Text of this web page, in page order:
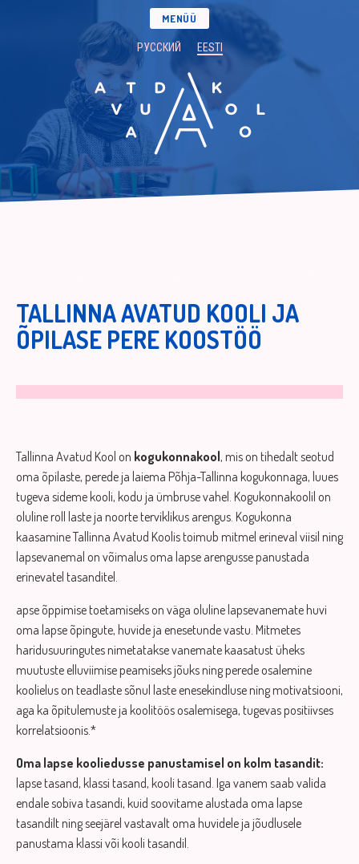
MENÜÜ
РУССКИЙ EESTI
TALLINNA AVATUD KOOLI JA
ÕPILASE PERE KOOSTÖÖ
Tallinna Avatud Kool on kogukonnakool, mis on tihedalt seotud
oma õpilaste, perede ja laiema Põhja-Tallinna kogukonnaga, luues
tugeva sideme kooli, kodu ja ümbruse vahel. Kogukonnakoolil on
oluline roll laste ja noorte terviklikus arengus. Kogukonna
kaasamine Tallinna Avatud Koolis toimub mitmel erineval viisil ning
lapsevanemal on võimalus oma lapse arengusse panustada
erinevatel tasanditel.
apse õppimise toetamiseks on väga oluline lapsevanemate huvi
oma lapse õpingute, huvide ja enesetunde vastu. Mitmetes
haridusuuringutes nimetatakse vanemate kaasatust üheks
muutuste elluviimise peamiseks jõuks ning perede osalemine
koolielus on teadlaste sõnul laste enesekindluse ning motivatsiooni,
aga ka õpitulemuste ja koolitöös osalemisega, tugevas positiivses
korrelatsioonis.*
Oma lapse kooliedusse panustamisel on kolm tasandit:
lapse tasand, klassi tasand, kooli tasand. Iga vanem saab valida
endale sobiva tasandi, kuid soovitame alustada oma lapse
tasandilt ning seejärel vastavalt oma huvidele ja jõudlusele
panustama klassi või kooli tasandil.